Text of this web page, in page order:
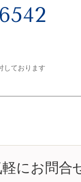
しております
にお問合